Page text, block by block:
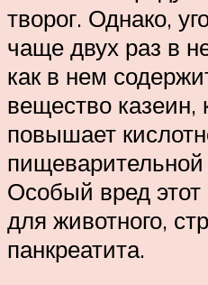
творог. Однако,
чаще двух раз в
как в нем
вещество казеин,
повышает
Особый вред этот
для животного,
панкреатита.